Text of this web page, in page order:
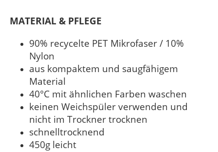
MATERIAL & PFLEGE
90% recycelte PET Mikrofaser / 10%
Nylon
aus kompaktem und saugfähigem
Material
40°C mit ähnlichen Farben waschen
keinen Weichspüler verwenden und
nicht im Trockner trocknen
schnelltrocknend
450g leicht